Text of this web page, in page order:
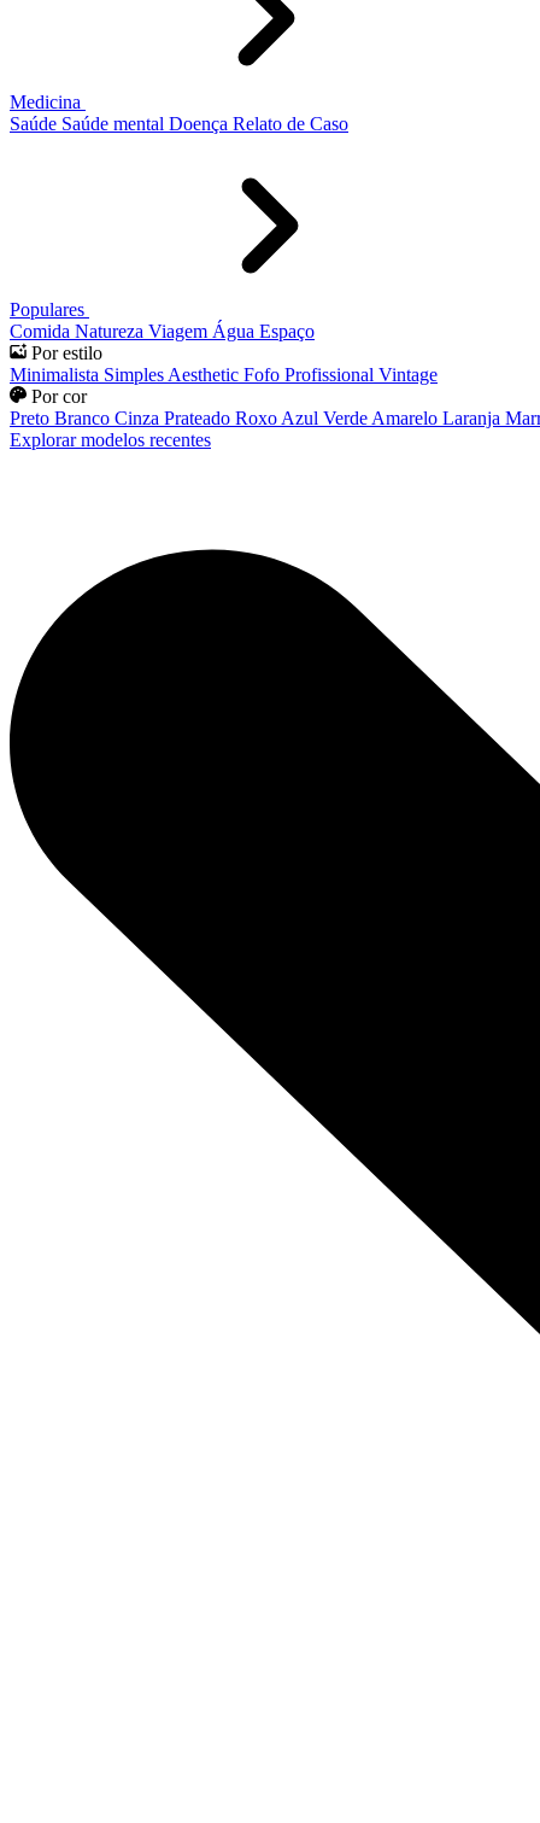
Medicina
Saúde Saúde mental Doença Relato de Caso
Populares
Comida Natureza Viagem Água Espaço
Por estilo
Minimalista Simples Aesthetic Fofo Profissional Vintage
Por cor
Preto Branco Cinza Prateado Roxo Azul Verde Amarelo Laranja
Explorar modelos recentes